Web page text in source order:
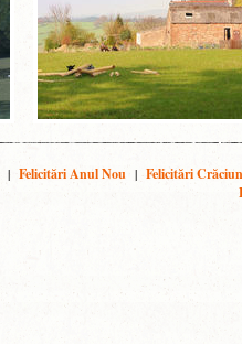
| Felicitări Anul Nou | Felicitări